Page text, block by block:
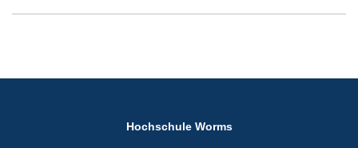
Hochschule Worms